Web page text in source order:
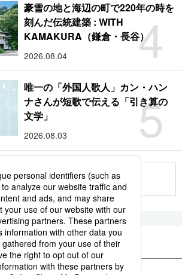
4
豪雪の地と海辺の町で220年の時を
刻んだ伝統建築 : WITH
KAMAKURA（鎌倉・長谷）
2026.08.04
5
唯一の「外国人歌人」カン・ハン
ナさんが短歌で伝える「引き算の
文学」
2026.08.03
もっと見る
ード